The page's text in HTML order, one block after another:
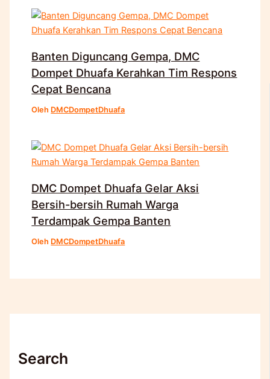
Banten Diguncang Gempa, DMC
Dompet Dhuafa Kerahkan Tim Respons
Cepat Bencana
Oleh DMCDompetDhuafa
DMC Dompet Dhuafa Gelar Aksi
Bersih-bersih Rumah Warga
Terdampak Gempa Banten
Oleh DMCDompetDhuafa
Search